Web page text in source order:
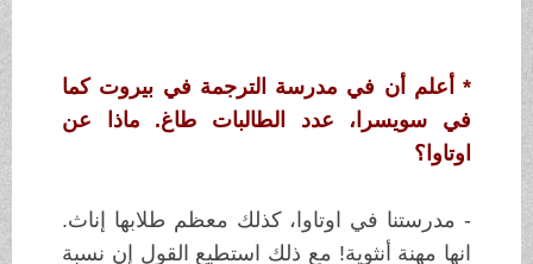
أعلم أن في مدرسة الترجمة في بيروت كما
في سويسرا، عدد الطالبات طاغ.ماذا عن
اوتاوا؟
مدرستنا في اوتاوا، كذلك معظم طلابها إناث.
انها مهنة أنثوية! مع ذلك استطيع القول إن نسبة